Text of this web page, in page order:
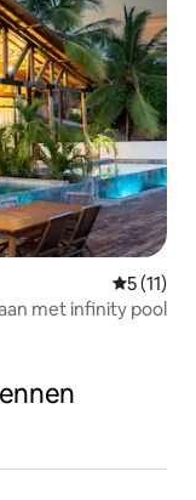
5 (11)
met infinity pool